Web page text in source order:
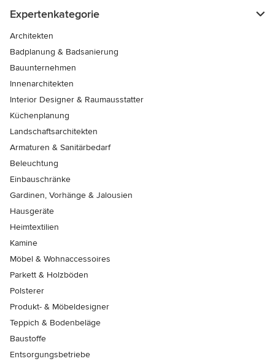
Expertenkategorie
Architekten
Badplanung & Badsanierung
Bauunternehmen
Innenarchitekten
Interior Designer & Raumausstatter
Küchenplanung
Landschaftsarchitekten
Armaturen & Sanitärbedarf
Beleuchtung
Einbauschränke
Gardinen, Vorhänge & Jalousien
Hausgeräte
Heimtextilien
Kamine
Möbel & Wohnaccessoires
Parkett & Holzböden
Polsterer
Produkt- & Möbeldesigner
Teppich & Bodenbeläge
Baustoffe
Entsorgungsbetriebe